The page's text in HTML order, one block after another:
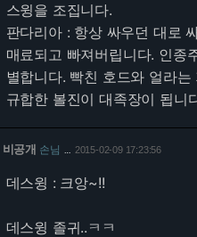
스윙을 조집니다.
판다리아 : 항상 싸우던 대로
매료되고 빠져버립니다. 인종
별합니다. 빡친 호드와 얼라
규합한 볼진이 대족장이 됩니
비공개 손님 2015-02-09 17:23:56
데스윙 : 크앙~!!
데스윙 졸귀..ㅋㅋ